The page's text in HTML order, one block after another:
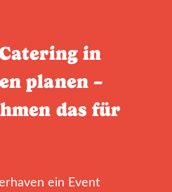
in
planen –
das für
ein Event